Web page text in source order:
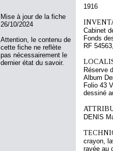
Mise à jour de la fiche
26/10/2024
Attention, le contenu de
cette fiche ne reflète
pas nécessairement le
dernier état du savoir.
1916
Cabinet
Fonds
RF
Réserve
Album
Folio 43 V
dessiné
DENIS
crayon,
rayée au